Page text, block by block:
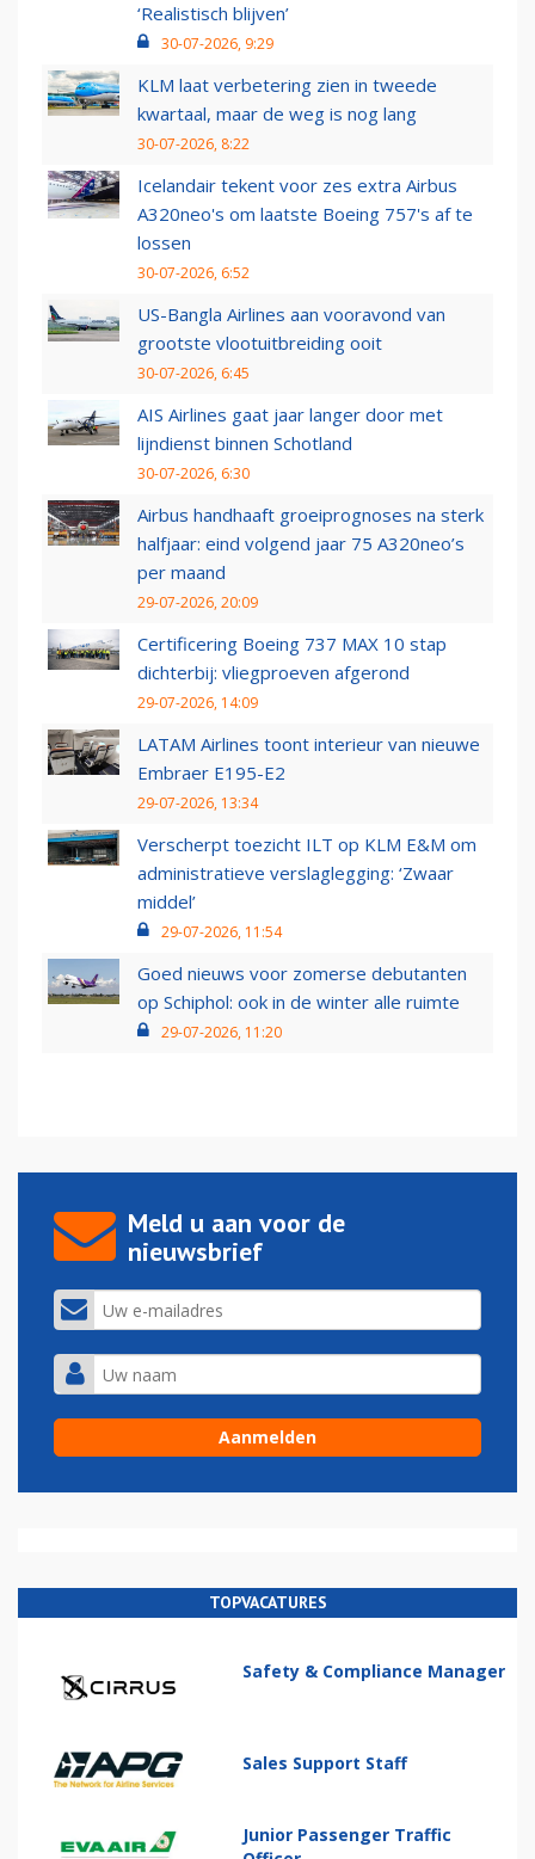
‘Realistisch blijven’
30-07-2026, 9:29
KLM laat verbetering zien in tweede
kwartaal, maar de weg is nog lang
30-07-2026, 8:22
Icelandair tekent voor zes extra Airbus
A320neo's om laatste Boeing 757's af te
lossen
30-07-2026, 6:52
US-Bangla Airlines aan vooravond van
grootste vlootuitbreiding ooit
30-07-2026, 6:45
AIS Airlines gaat jaar langer door met
lijndienst binnen Schotland
30-07-2026, 6:30
Airbus handhaaft groeiprognoses na sterk
halfjaar: eind volgend jaar 75 A320neo’s
per maand
29-07-2026, 20:09
Certificering Boeing 737 MAX 10 stap
dichterbij: vliegproeven afgerond
29-07-2026, 14:09
LATAM Airlines toont interieur van nieuwe
Embraer E195-E2
29-07-2026, 13:34
Verscherpt toezicht ILT op KLM E&M om
administratieve verslaglegging: ‘Zwaar
middel’
29-07-2026, 11:54
Goed nieuws voor zomerse debutanten
op Schiphol: ook in de winter alle ruimte
29-07-2026, 11:20
Meld u aan voor de
nieuwsbrief
TOPVACATURES
Safety & Compliance Manager
Sales Support Staff
Junior Passenger Traffic